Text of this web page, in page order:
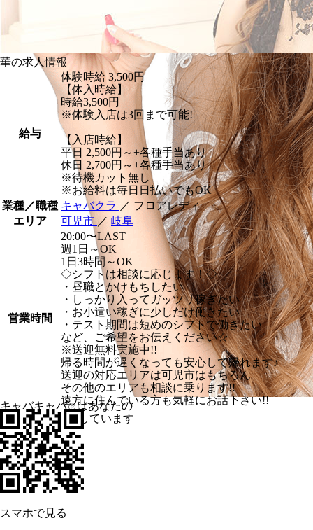
キャバキャバⓇ はあなたの
体験入店を応援しています
華の求人情報
給与
体験時給 3,500円
【体入時給】
時給3,500円
※体験入店は3回まで可能!
【入店時給】
平日 2,500円～+各種手当あり
休日 2,700円～+各種手当あり
※待機カット無し
※お給料は毎日日払いでもOK
業種／職種 キャバクラ ／ フロアレディ
エリア
可児市 ／ 岐阜
営業時間
20:00〜LAST
週1日～OK
1日3時間～OK
◇シフトは相談に応じます！◇
・昼職とかけもちしたい
・しっかり入ってガッツリ稼ぎたい
・お小遣い稼ぎに少しだけ働きたい
・テスト期間は短めのシフトで働きたい
など、ご希望をお伝えください☆
※送迎無料実施中!!
帰る時間が遅くなっても安心して帰れます♪
送迎の対応エリアは可児市はもちろん
その他のエリアも相談に乗ります!!
遠方に住んでいる方も気軽にお話下さい!!
スマホで見る